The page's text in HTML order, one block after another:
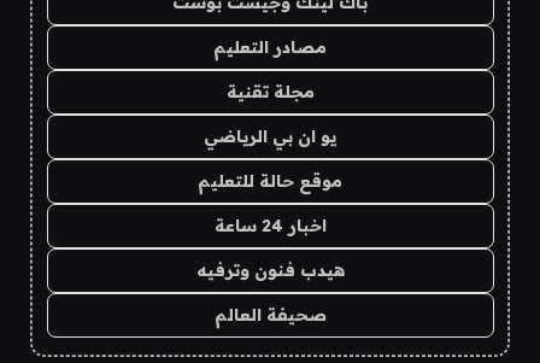
مصادر التعليم
مجلة تقنية
يو ان بي الرياضي
موقع حالة للتعليم
اخبار 24 ساعة
هيدب فنون وترفيه
صحيفة العالم